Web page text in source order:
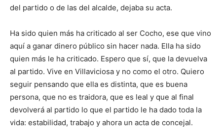
del partido o de las del alcalde, dejaba su acta.
Ha sido quien más ha criticado al ser Cocho, ese que vino
aquí a ganar dinero público sin hacer nada. Ella ha sido
quien más le ha criticado. Espero que sí, que la devuelva
al partido. Vive en Villaviciosa y no como el otro. Quiero
seguir pensando que ella es distinta, que es buena
persona, que no es traidora, que es leal y que al final
devolverá al partido lo que el partido le ha dado toda la
vida: estabilidad, trabajo y ahora un acta de concejal.